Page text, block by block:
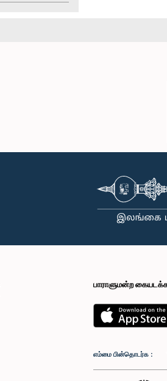
பாராளுமன்ற கையடக்க
எம்மை பின்தொடர்க :